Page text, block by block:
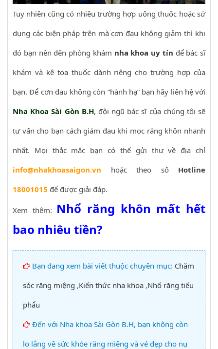
Tuy nhiên cũng có nhiều trường hợp uống thuốc hoặc sử
dụng các biện pháp trên mà cơn đau không giảm thì khi
đó bạn nên đến phòng khám nha khoa uy tín để bác sĩ
khám và kê toa thuốc dành riêng cho trường hợp của
bạn. Để cơn đau không còn “hành hạ” bạn hãy liên hệ với
Nha Khoa Sài Gòn B.H, đội ngũ bác sĩ của chúng tôi sẽ
tư vấn cho bạn cách giảm đau khi mọc răng khôn nhanh
nhất. Mọi thắc mắc bạn có thể gửi thư về địa chỉ
info@nhakhoasaigon.vn hoặc theo số Hotline
18001015 để được giải đáp.
Xem thêm: Nhổ răng khôn mất hết
bao nhiêu tiền?
Bạn đang xem bài viết thuộc chuyên mục: Chăm
sóc răng miệng ,Kiến thức nha khoa ,Nhổ răng tiểu
phẩu
Đến với Nha khoa Sài Gòn B.H, bạn không còn
lo lắng về sức khỏe răng miệng và vẻ đẹp cho nụ